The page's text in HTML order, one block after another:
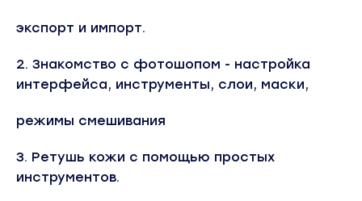
экспорт и импорт.
2. Знакомство с фотошопом - настройка
интерфейса, инструменты, слои, маски,
режимы смешивания
3. Ретушь кожи с помощью простых
инструментов.